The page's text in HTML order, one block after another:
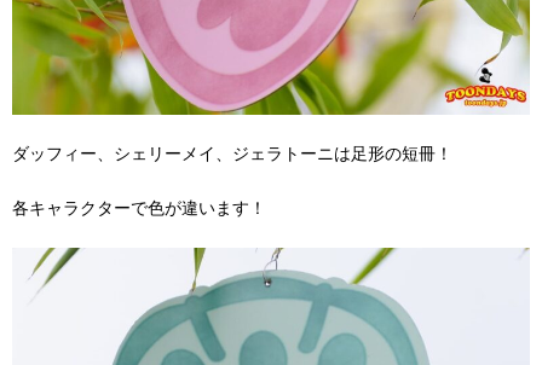
ダッフィー、シェリーメイ、ジェラトーニは足形の短冊！
各キャラクターで色が違います！